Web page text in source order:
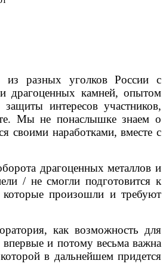
разных уголков России с
драгоценных камней, опытом
интересов участников,
Мы не понаслышке знаем о
своими наработками, вместе с
драгоценных металлов и
/ не смогли подготовится к
произошли и требуют
как возможность для
и потому весьма важна
в дальнейшем придется